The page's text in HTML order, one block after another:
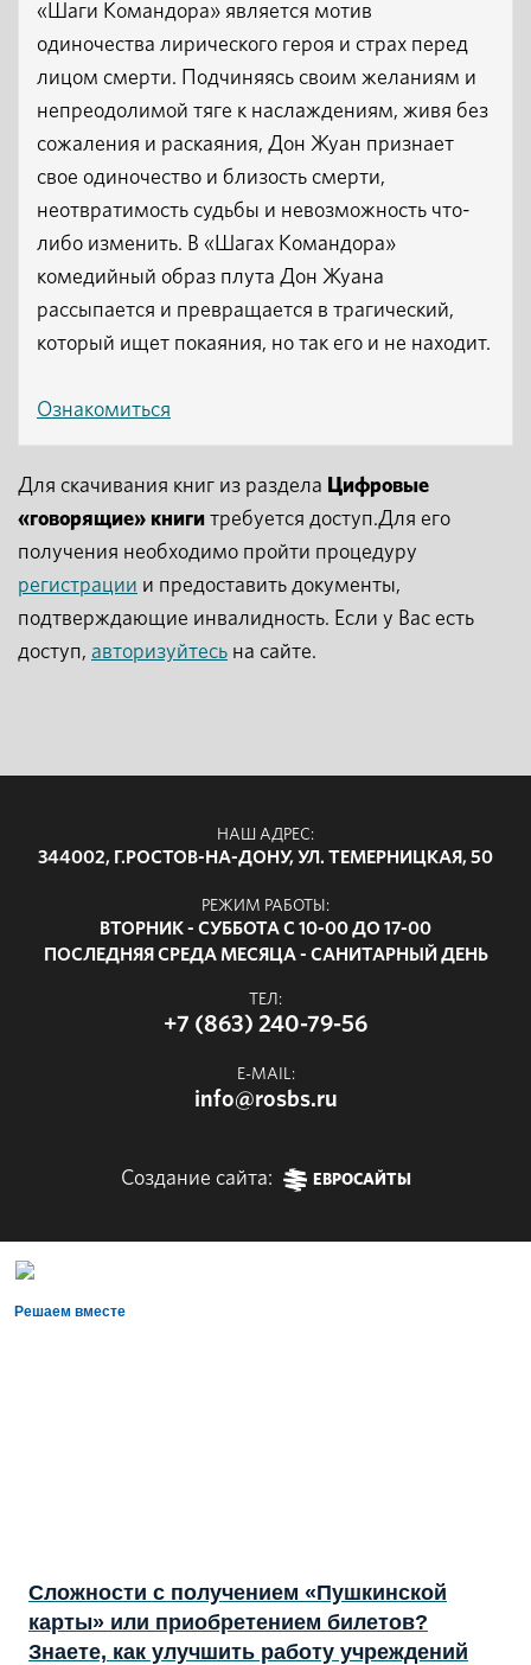
«Шаги Командора» является мотив
одиночества лирического героя и страх перед
лицом смерти. Подчиняясь своим желаниям и
непреодолимой тяге к наслаждениям, живя без
сожаления и раскаяния, Дон Жуан признает
свое одиночество и близость смерти,
неотвратимость судьбы и невозможность что-
либо изменить. В «Шагах Командора»
комедийный образ плута Дон Жуана
рассыпается и превращается в трагический,
который ищет покаяния, но так его и не находит.
Ознакомиться
Для скачивания книг из раздела Цифровые
«говорящие» книги требуется доступ.Для его
получения необходимо пройти процедуру
регистрации и предоставить документы,
подтверждающие инвалидность. Если у Вас есть
доступ, авторизуйтесь на сайте.
НАШ АДРЕС:
344002, Г.РОСТОВ-НА-ДОНУ, УЛ. ТЕМЕРНИЦКАЯ, 50
РЕЖИМ РАБОТЫ:
ВТОРНИК - СУББОТА С 10-00 ДО 17-00
ПОСЛЕДНЯЯ СРЕДА МЕСЯЦА - САНИТАРНЫЙ ДЕНЬ
ТЕЛ:
+7 (863) 240-79-56
E-MAIL:
info@rosbs.ru
Создание сайта: ЕВРОСАЙТЫ
Решаем вместе
Сложности с получением «Пушкинской
карты» или приобретением билетов?
Знаете, как улучшить работу учреждений